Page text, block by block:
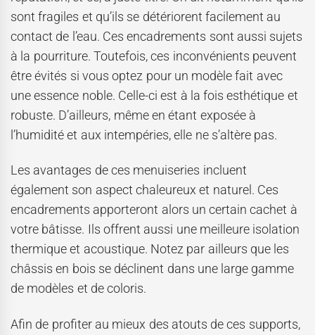
sont fragiles et qu’ils se détériorent facilement au
contact de l’eau. Ces encadrements sont aussi sujets
à la pourriture. Toutefois, ces inconvénients peuvent
être évités si vous optez pour un modèle fait avec
une essence noble. Celle-ci est à la fois esthétique et
robuste. D’ailleurs, même en étant exposée à
l’humidité et aux intempéries, elle ne s’altère pas.
Les avantages de ces menuiseries incluent
également son aspect chaleureux et naturel. Ces
encadrements apporteront alors un certain cachet à
votre bâtisse. Ils offrent aussi une meilleure isolation
thermique et acoustique. Notez par ailleurs que les
châssis en bois se déclinent dans une large gamme
de modèles et de coloris.
Afin de profiter au mieux des atouts de ces supports,